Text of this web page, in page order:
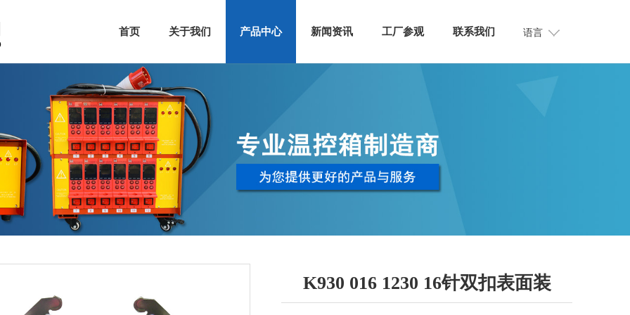
首页 关于我们 产品中心 新闻资讯 工厂参观 联系我们 语言
K930 016 1230 16针双扣表面装